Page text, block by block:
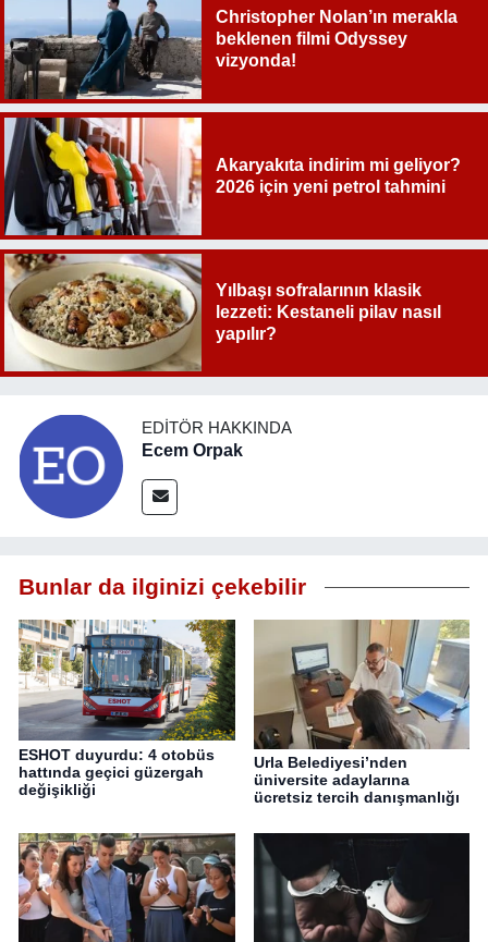
Christopher Nolan’ın merakla
beklenen filmi Odyssey
vizyonda!
Akaryakıta indirim mi geliyor?
2026 için yeni petrol tahmini
Yılbaşı sofralarının klasik
lezzeti: Kestaneli pilav nasıl
yapılır?
EDITÖR HAKKINDA
Ecem Orpak
Bunlar da ilginizi çekebilir
ESHOT duyurdu: 4 otobüs
hattında geçici güzergah
değişikliği
Urla Belediyesi’nden
üniversite adaylarına
ücretsiz tercih danışmanlığı